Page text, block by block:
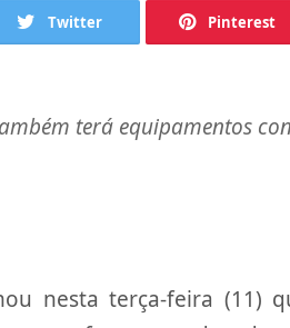
Twitter Pinterest
terá equipamentos
nesta terça-feira (11)